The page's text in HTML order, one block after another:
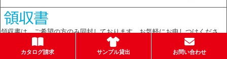
領収書は、ご希望の方のみ同封しております。お気軽にお申しつけくださ
カタログ請求 サンプル貸出 お問い合わせ